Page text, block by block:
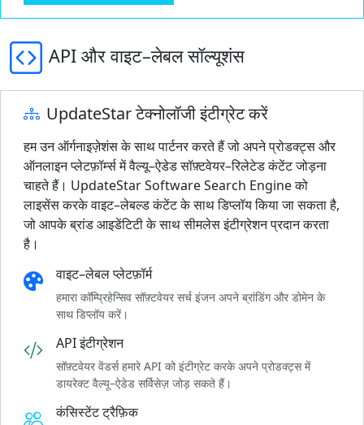
API और वाइट–लेबल सॉल्यूशंस
UpdateStar टेक्नोलॉजी इंटीग्रेट करें
हम उन ऑर्गनाइज़ेशंस के साथ पार्टनर करते हैं जो अपने प्रोडक्ट्स और
ऑनलाइन प्लेटफ़ॉर्म्स में वैल्यू–ऐडेड सॉफ़्टवेयर–रिलेटेड कंटेंट जोड़ना
चाहते हैं। UpdateStar Software Search Engine को
लाइसेंस करके वाइट–लेबल्ड कंटेंट के साथ डिप्लॉय किया जा सकता है,
जो आपके ब्रांड आइडेंटिटी के साथ सीमलेस इंटीग्रेशन प्रदान करता
है।
वाइट–लेबल प्लेटफ़ॉर्म
हमारा कॉम्प्रिहेन्सिव सॉफ़्टवेयर सर्च इंजन अपने ब्रांडिंग और डोमेन के
साथ डिप्लॉय करें।
API इंटीग्रेशन
सॉफ़्टवेयर वेंडर्स हमारे API को इंटीग्रेट करके अपने प्रोडक्ट्स में
डायरेक्ट वैल्यू–ऐडेड सर्विसेज़ जोड़ सकते हैं।
कंसिस्टेंट ट्रैफ़िक